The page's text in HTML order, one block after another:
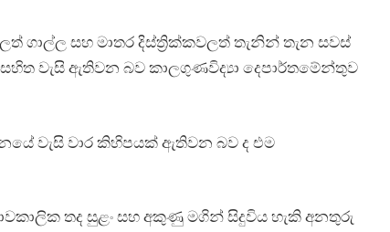
ගාල්ල සහ මාතර දිස්ත්‍රික්කවලත් තැනින් තැන සවස්
වැසි ඇතිවන බව කාලගුණවිද්‍යා දෙපාර්තමේන්තුව
වැසි වාර කිහිපයක් ඇතිවන බව ද එම
තද සුළං සහ අකුණු මගින් සිදුවිය හැකි අනතුරු